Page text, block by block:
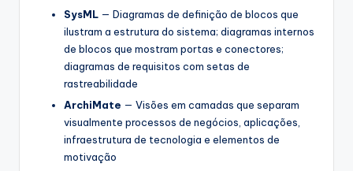
SysML — Diagramas de definição de blocos que
ilustram a estrutura do sistema; diagramas internos
de blocos que mostram portas e conectores;
diagramas de requisitos com setas de
rastreabilidade
ArchiMate — Visões em camadas que separam
visualmente processos de negócios, aplicações,
infraestrutura de tecnologia e elementos de
motivação